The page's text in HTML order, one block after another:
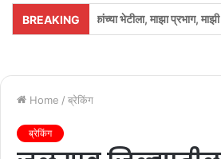
BREAKING
भेटीला, माझा प्रभाग, माझी जबाबदारी”
Home / ब्रेकिंग
ब्रेकिंग